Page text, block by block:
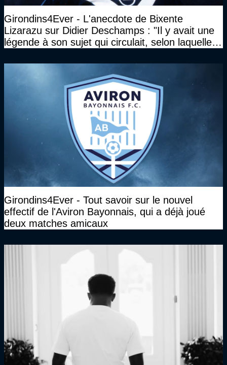
Girondins4Ever - L'anecdote de Bixente
Lizarazu sur Didier Deschamps : "Il y avait une
légende à son sujet qui circulait, selon laquelle il
Girondins4Ever - Tout savoir sur le nouvel
effectif de l'Aviron Bayonnais, qui a déjà joué
deux matches amicaux